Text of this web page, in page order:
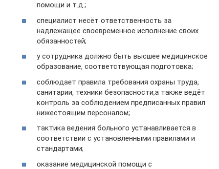
помощи и т.д.;
специалист несёт ответственность за
надлежащее своевременное исполнение своих
обязанностей;
у сотрудника должно быть высшее медицинское
образование, соответствующая подготовка;
соблюдает правила требования охраны труда,
санитарии, техники безопасности,а также ведёт
контроль за соблюдением предписанных правил
нижестоящим персоналом;
тактика ведения больного устанавливается в
соответствии с установленными правилами и
стандартами;
оказание медицинской помощи с